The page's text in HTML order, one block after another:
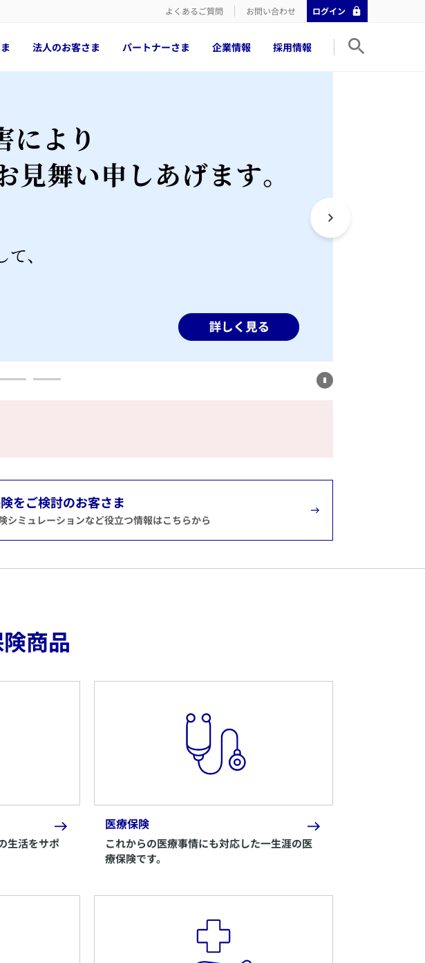
よくあるご質問 お問い合わせ ログイン
法人のお客さま パートナーさま 企業情報 採用情報
をご検討のお客さま
シミュレーションなど役立つ情報はこちらから
商品
生活をサポ
医療保険
これからの医療事情にも対応した一生涯の医
療保険です。